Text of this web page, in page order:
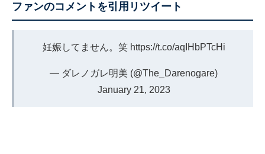
ファンのコメントを引用リツイート
妊娠してません。笑 https://t.co/aqIHbPTcHi
— ダレノガレ明美 (@The_Darenogare)
January 21, 2023